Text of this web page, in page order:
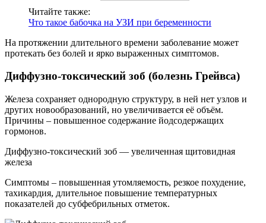
Читайте также:
Что такое бабочка на УЗИ при беременности
На протяжении длительного времени заболевание может
протекать без болей и ярко выраженных симптомов.
Диффузно-токсический зоб (болезнь Грейвса)
Железа сохраняет однородную структуру, в ней нет узлов и
других новообразований, но увеличивается её объём.
Причины – повышенное содержание йодсодержащих
гормонов.
Диффузно-токсический зоб — увеличенная щитовидная
железа
Симптомы – повышенная утомляемость, резкое похудение,
тахикардия, длительное повышение температурных
показателей до субфебрильных отметок.